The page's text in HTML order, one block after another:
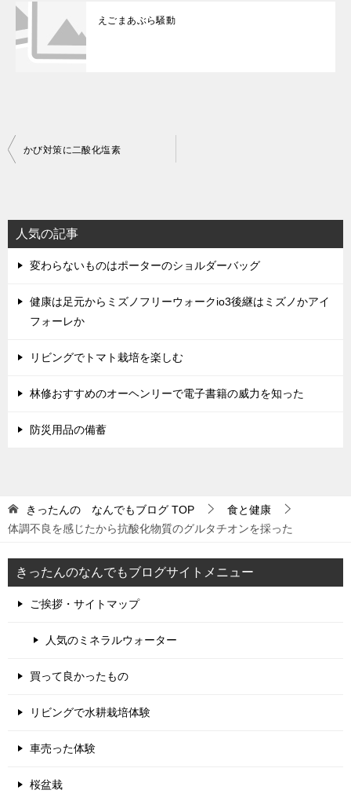
えごまあぶら騒動
投
ビ
ゲ
ー
シ
かび対策に二酸化塩素
人気の記事
変わらないものはポーターのショルダーバッグ
健康は足元からミズノフリーウォークio3後継はミズノかアイ
フォーレか
リビングでトマト栽培を楽しむ
林修おすすめのオーヘンリーで電子書籍の威力を知った
防災用品の備蓄
きったんの なんでもブログ TOP
食と健康
体調不良を感じたから抗酸化物質のグルタチオンを採った
きったんのなんでもブログサイトメニュー
ご挨拶・サイトマップ
人気のミネラルウォーター
買って良かったもの
リビングで水耕栽培体験
車売った体験
桜盆栽